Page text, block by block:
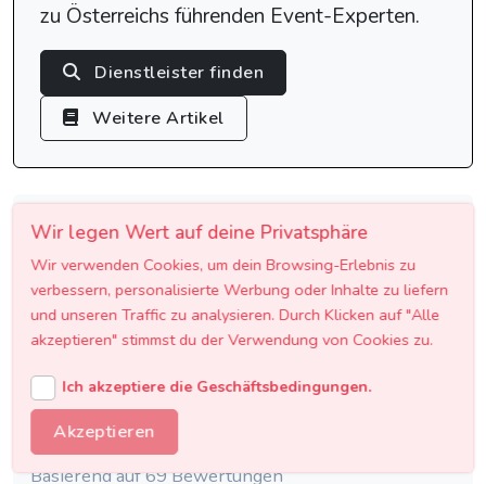
zu Österreichs führenden Event-Experten.
Dienstleister finden
Weitere Artikel
VERTRAUE DEN EXPERTEN
Zertifizierte Event-Experten
Seit 2013 in Österreich
Österreichweit organisiert
4.8/5 Kundenbewertung
Basierend auf 69 Bewertungen
Wir legen Wert auf deine Privatsphäre
Wir verwenden Cookies, um dein Browsing-Erlebnis zu
verbessern, personalisierte Werbung oder Inhalte zu liefern
und unseren Traffic zu analysieren. Durch Klicken auf "Alle
akzeptieren" stimmst du der Verwendung von Cookies zu.
Ich akzeptiere die Geschäftsbedingungen.
Akzeptieren